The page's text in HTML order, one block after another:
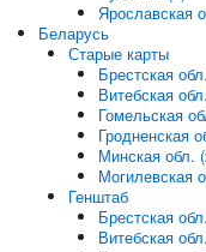
Ярославская
Беларусь
Старые карты
Брестская
Витебская
Гомельская
Гродненская
Минская обл.
Могилевская
Генштаб
Брестская
Витебская